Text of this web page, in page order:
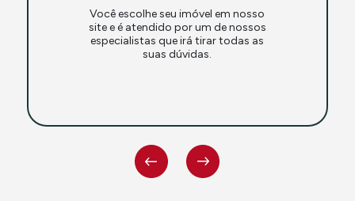
Você escolhe seu imóvel em nosso
site e é atendido por um de nossos
especialistas que irá tirar todas as
suas dúvidas.